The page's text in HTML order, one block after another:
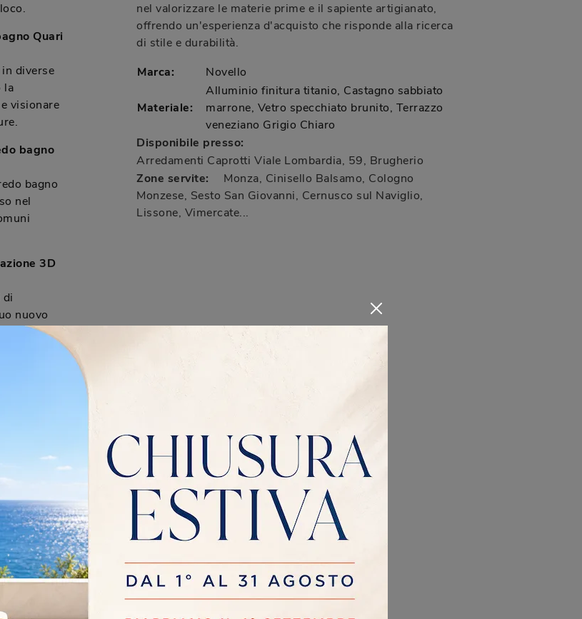
Quari
diverse
la
visionare
bagno
bagno
nel
3D
nuovo
anche la
lavabo
terra,
LED
e design
per
nel valorizzare le materie prime e il sapiente artigianato,
offrendo un'esperienza d'acquisto che risponde alla ricerca
di stile e durabilità.
Marca:
Novello
Materiale:
Alluminio finitura titanio, Castagno sabbiato
marrone, Vetro specchiato brunito, Terrazzo
veneziano Grigio Chiaro
Disponibile presso:
Arredamenti Caprotti Viale Lombardia, 59, Brugherio
Zone servite:
Monza, Cinisello Balsamo, Cologno
Monzese, Sesto San Giovanni, Cernusco sul Naviglio,
Lissone, Vimercate...